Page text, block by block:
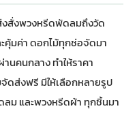
สั่งพวงหรีดพัดลมถึงวัด
คุ้มค่า ดอกไม้ทุกช่อจัดมา
นคนกลาง ทำให้ราคา
ดส่งฟรี มีให้เลือกหลายรูป
ม และพวงหรีดผ้า ทุกชิ้นมา